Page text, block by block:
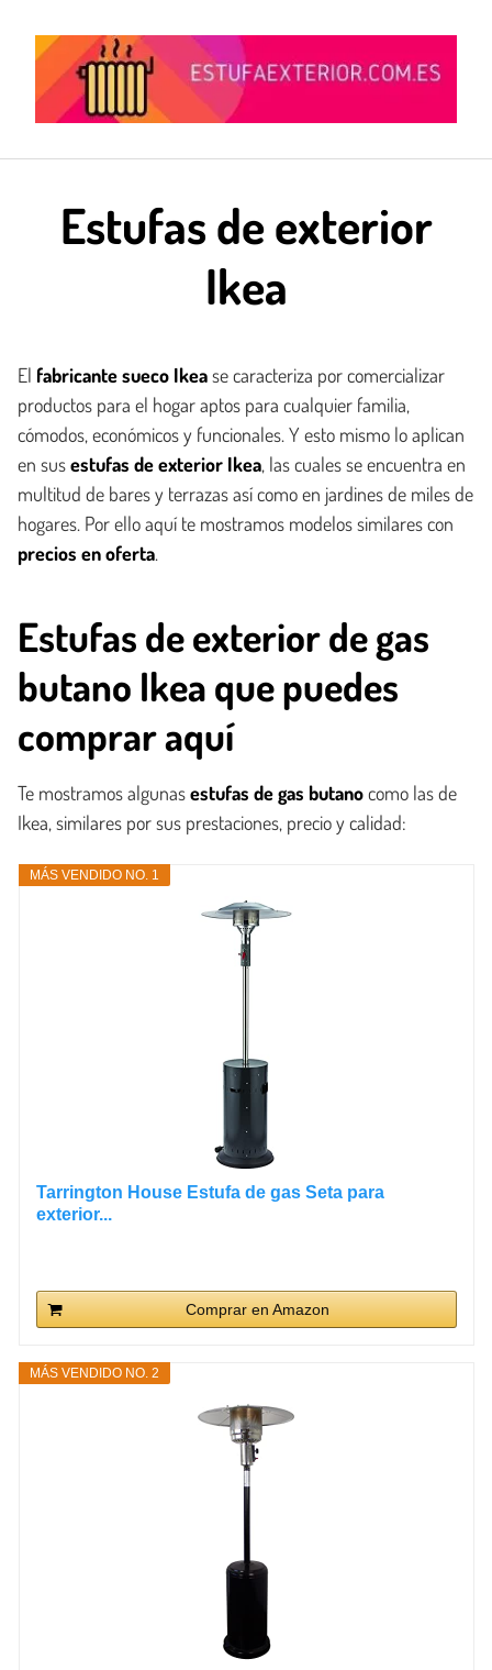
contenido
Estufas de exterior
Ikea
El fabricante sueco Ikease caracteriza por comercializar
productos para el hogar aptos para cualquier familia,
cómodos, económicos y funcionales. Y esto mismo lo aplican
en susestufas de exterior Ikea, las cuales se encuentra en
multitud de bares y terrazas así como en jardines de miles de
hogares. Por ello aquí te mostramos modelos similares con
precios en oferta.
Estufas de exterior de gas
butano Ikea que puedes
comprar aquí
Te mostramos algunasestufas de gas butanocomo las de
Ikea, similares por sus prestaciones, precio y calidad:
MÁS VENDIDO NO. 1
Tarrington House Estufa de gas Seta para
exterior...
Comprar en Amazon
MÁS VENDIDO NO. 2